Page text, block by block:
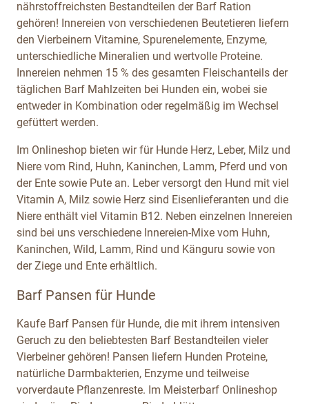
nährstoffreichsten Bestandteilen der Barf Ration
gehören! Innereien von verschiedenen Beutetieren liefern
den Vierbeinern Vitamine, Spurenelemente, Enzyme,
unterschiedliche Mineralien und wertvolle Proteine.
Innereien nehmen 15 % des gesamten Fleischanteils der
täglichen Barf Mahlzeiten bei Hunden ein, wobei sie
entweder in Kombination oder regelmäßig im Wechsel
gefüttert werden.
Im Onlineshop bieten wir für Hunde Herz, Leber, Milz und
Niere vom Rind, Huhn, Kaninchen, Lamm, Pferd und von
der Ente sowie Pute an. Leber versorgt den Hund mit viel
Vitamin A, Milz sowie Herz sind Eisenlieferanten und die
Niere enthält viel Vitamin B12. Neben einzelnen Innereien
sind bei uns verschiedene Innereien-Mixe vom Huhn,
Kaninchen, Wild, Lamm, Rind und Känguru sowie von
der Ziege und Ente erhältlich.
Barf Pansen für Hunde
Kaufe Barf Pansen für Hunde, die mit ihrem intensiven
Geruch zu den beliebtesten Barf Bestandteilen vieler
Vierbeiner gehören! Pansen liefern Hunden Proteine,
natürliche Darmbakterien, Enzyme und teilweise
vorverdaute Pflanzenreste. Im Meisterbarf Onlineshop